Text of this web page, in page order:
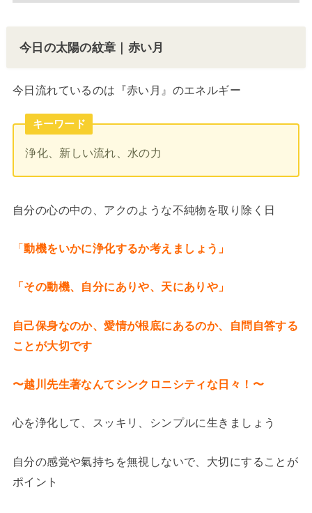
今日の太陽の紋章｜赤い月
今日流れているのは『赤い月』のエネルギー
キーワード
浄化、新しい流れ、水の力
自分の心の中の、アクのような不純物を取り除く日
「動機をいかに浄化するか考えましょう」
「その動機、自分にありや、天にありや」
自己保身なのか、愛情が根底にあるのか、自問自答する
ことが大切です
〜越川先生著なんてシンクロニシティな日々！〜
心を浄化して、スッキリ、シンプルに生きましょう
自分の感覚や氣持ちを無視しないで、大切にすることが
ポイント